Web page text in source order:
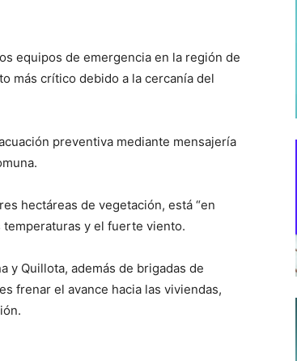
equipos de emergencia en la región de
más crítico debido a la cercanía del
preventiva mediante mensajería
hectáreas de vegetación, está “en
temperaturas y el fuerte viento.
y Quillota, además de brigadas de
frenar el avance hacia las viviendas,